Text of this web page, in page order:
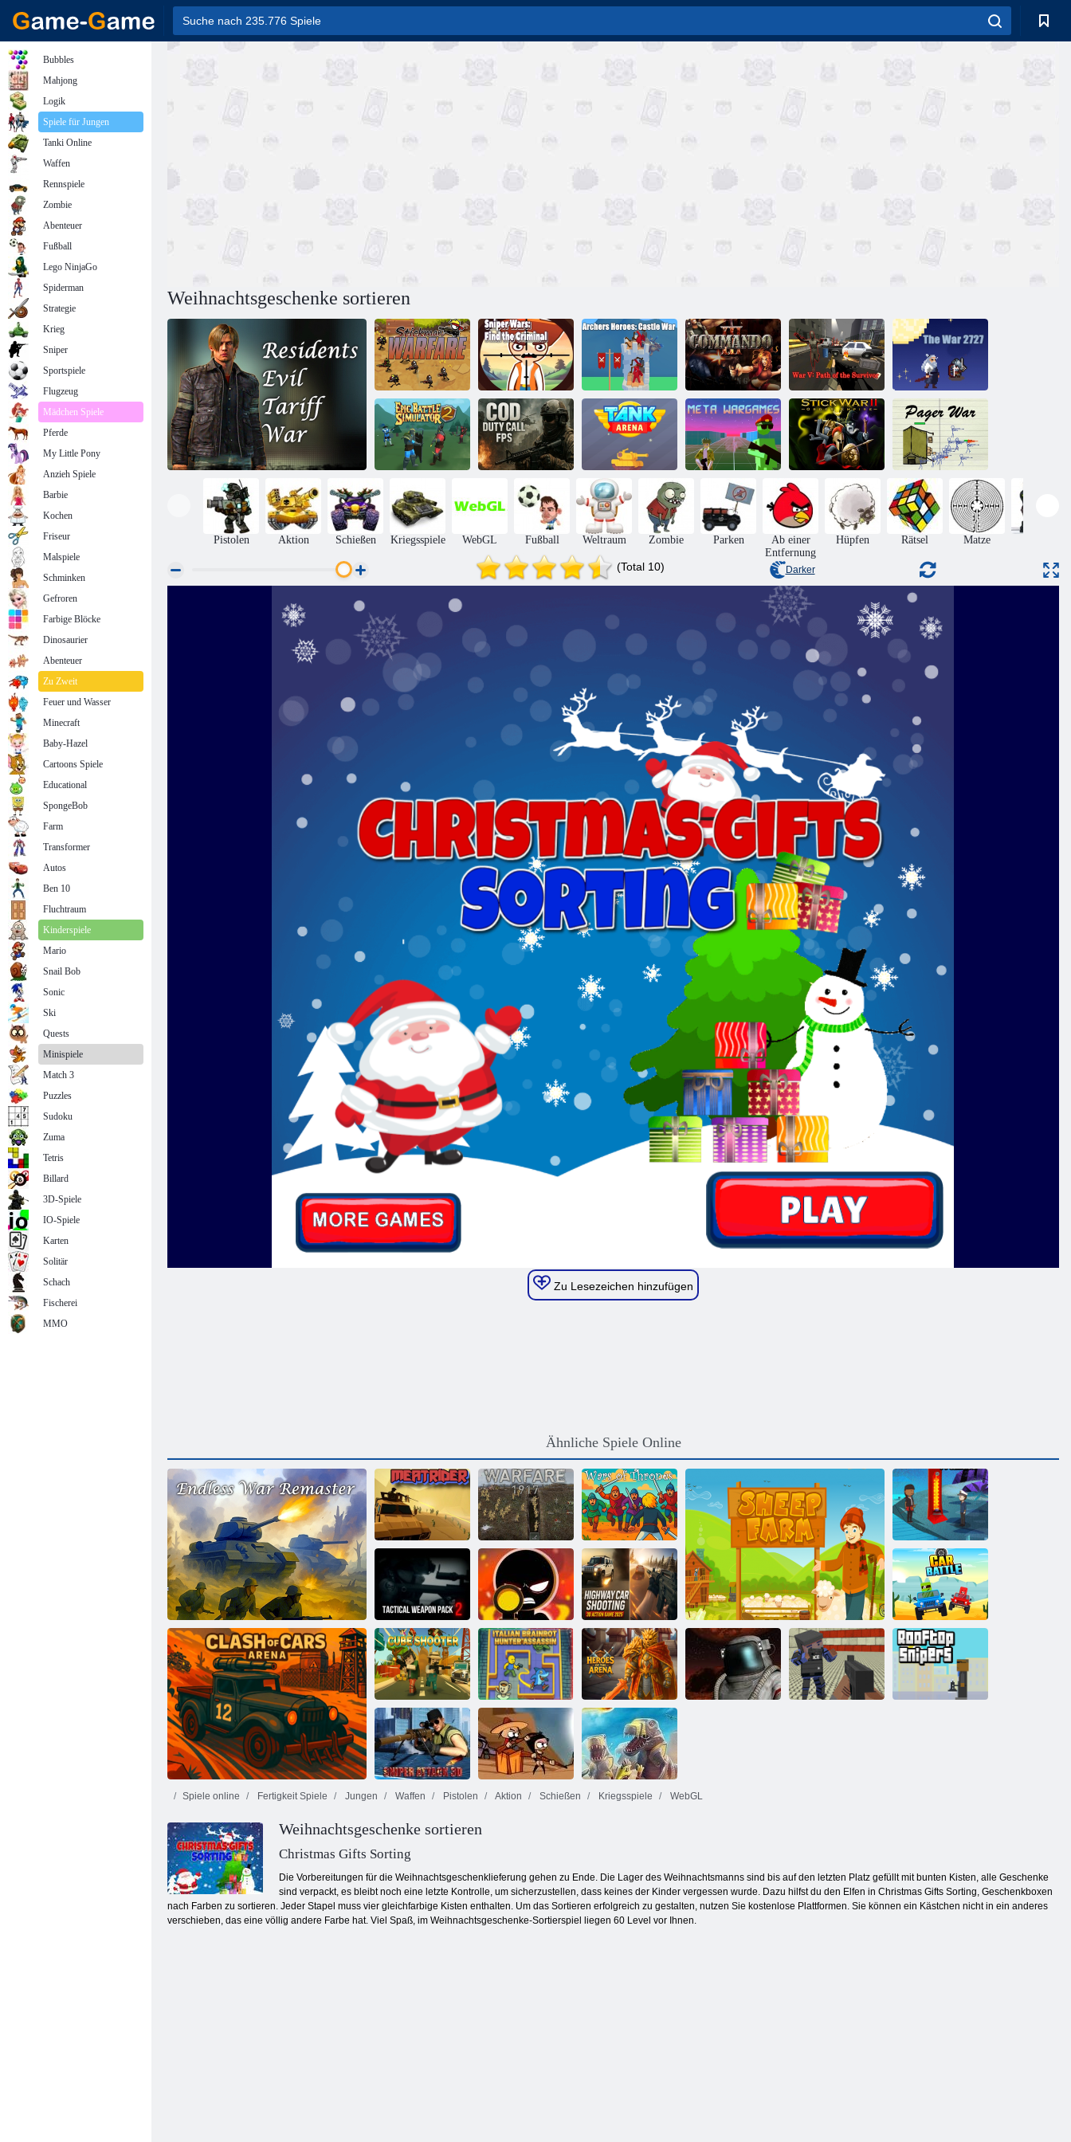
Weihnachtsgeschenke sortieren
Bewohner böse Tarifkrieg
Stickman
Warfare
Scharfschützenkriege:
Finden Sie den
Verbrecher
Bogenschützen
Heroes:
Schlosskrieg
Kommando III
Krieg V: Weg
des
Überlebenden
Der Krieg 2727
Epischer
Kampfsimulator
Kabeljau -Dienst
rufen Sie FPS
Panzerarena Meta Wargames
Stick War II
Order Empire
Pagerkrieg
Pistolen Aktion Schießen Kriegsspiele WebGL Fußball Weltraum Zombie Parken
Ab einer
Entfernung
Hüpfen Rätsel Matze
(Total 10) Darker
Zu Lesezeichen hinzufügen
Ähnliche Spiele Online
Endloser Krieg Remaster
Meatrider
Kriegsführung
1917 gehackt
Thronkriege Bayou-Insel
Taktische
Waffenpackung
2
Scharfschütze
schoss 3D
Clash of Cars Arena
Highway Car
Shooting 3D-
Actionspiel
2025
Autoschlacht
Würfel-Shooter
Italienischer
Brainrott-Jäger-
Attentäter
Helden der
Arena
Scharfschützenangriff
3D
Spiele online Fertigkeit Spiele Jungen Waffen Pistolen Aktion Schießen Kriegsspiele WebGL
Weihnachtsgeschenke sortieren
Christmas Gifts Sorting
Die Vorbereitungen für die Weihnachtsgeschenklieferung gehen zu Ende. Die Lager des Weihnachtsmanns sind bis auf den letzten Platz gefüllt mit bunten Kisten, alle Geschenke
sind verpackt, es bleibt noch eine letzte Kontrolle, um sicherzustellen, dass keines der Kinder vergessen wurde. Dazu hilfst du den Elfen in Christmas Gifts Sorting, Geschenkboxen
nach Farben zu sortieren. Jeder Stapel muss vier gleichfarbige Kisten enthalten. Um das Sortieren erfolgreich zu gestalten, nutzen Sie kostenlose Plattformen. Sie können ein Kästchen nicht in ein anderes
verschieben, das eine völlig andere Farbe hat. Viel Spaß, im Weihnachtsgeschenke-Sortierspiel liegen 60 Level vor Ihnen.
Bubbles
Mahjong
Logik
Spiele für Jungen
Tanki Online
Waffen
Rennspiele
Zombie
Abenteuer
Fußball
Lego NinjaGo
Spiderman
Strategie
Krieg
Sniper
Sportspiele
Flugzeug
Mädchen Spiele
Pferde
My Little Pony
Anzieh Spiele
Barbie
Kochen
Friseur
Malspiele
Schminken
Gefroren
Farbige Blöcke
Dinosaurier
Abenteuer
Zu Zweit
Feuer und Wasser
Minecraft
Baby-Hazel
Cartoons Spiele
Educational
SpongeBob
Farm
Transformer
Autos
Ben 10
Fluchtraum
Kinderspiele
Mario
Snail Bob
Sonic
Ski
Quests
Minispiele
Match 3
Puzzles
Sudoku
Zuma
Tetris
Billard
3D-Spiele
IO-Spiele
Karten
Solitär
Schach
Fischerei
MMO